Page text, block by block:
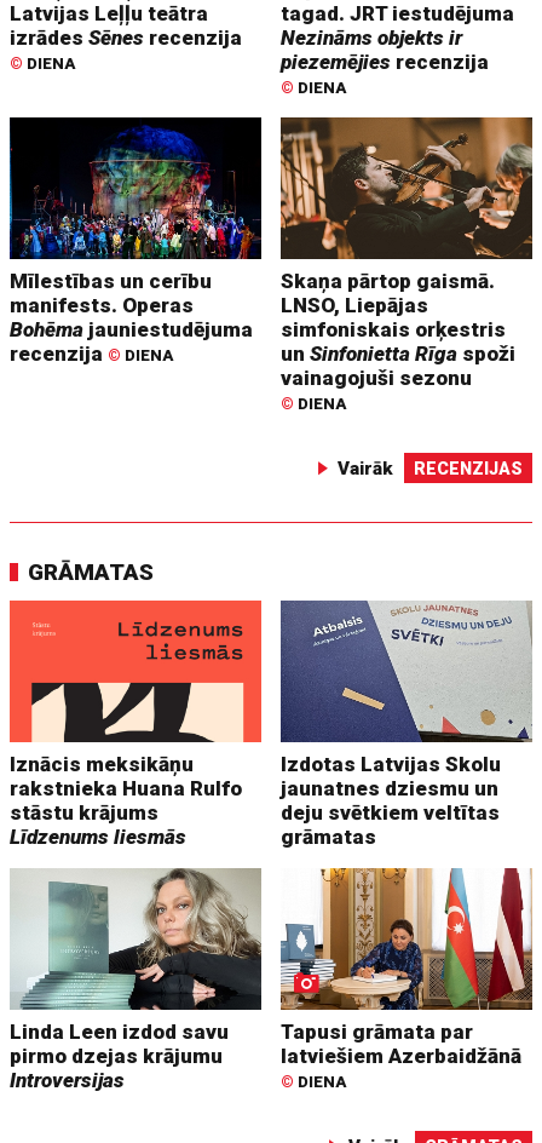
Latvijas Leļļu teātra
izrādesSēnes recenzija
© DIENA
tagad. JRT iestudējuma
Nezināms objekts ir
piezemējies recenzija
© DIENA
Mīlestības un cerību
manifests. Operas
Bohēma jauniestudējuma
recenzija © DIENA
Skaņa pārtop gaismā.
LNSO, Liepājas
simfoniskais orķestris
unSinfonietta Rīga spoži
vainagojuši sezonu
© DIENA
Vairāk RECENZIJAS
GRĀMATAS
Iznācis meksikāņu
rakstnieka Huana Rulfo
stāstu krājums
Līdzenums liesmās
Izdotas Latvijas Skolu
jaunatnes dziesmu un
deju svētkiem veltītas
grāmatas
Linda Leen izdod savu
pirmo dzejas krājumu
Introversijas
Tapusi grāmata par
latviešiem Azerbaidžānā
© DIENA